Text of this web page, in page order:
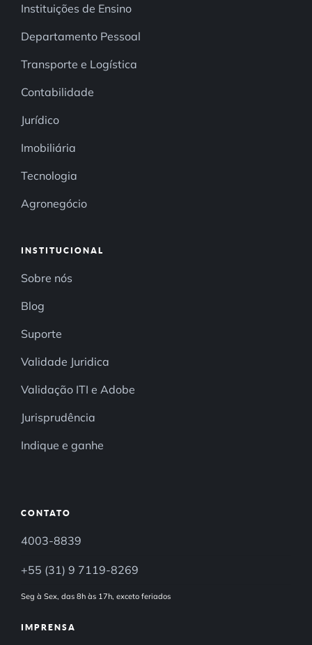
Instituições de Ensino
Departamento Pessoal
Transporte e Logística
Contabilidade
Jurídico
Imobiliária
Tecnologia
Agronegócio
INSTITUCIONAL
Sobre nós
Blog
Suporte
Validade Juridica
Validação ITI e Adobe
Jurisprudência
Indique e ganhe
CONTATO
4003-8839
+55 (31) 9 7119-8269
Seg à Sex, das 8h às 17h, exceto feriados
IMPRENSA